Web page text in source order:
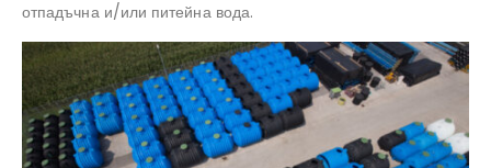
отпадъчна и/или питейна вода.